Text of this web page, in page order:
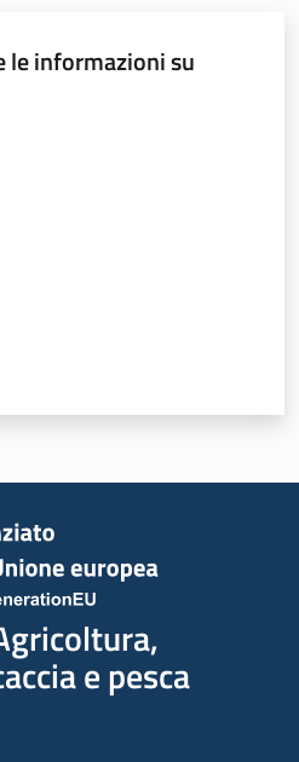
le informazioni su
e pesca